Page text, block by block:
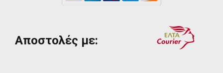
Αποστολές με: